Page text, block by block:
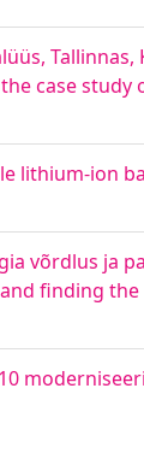
case
lithium-ion
võrdlus ja
finding